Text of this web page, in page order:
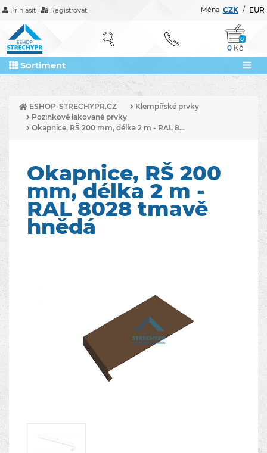
Přihlásit Registrovat CZK / EUR
Měna
0
0 Kč
Sortiment
ESHOP-STRECHYPR.CZ
Klempířské prvky
Pozinkové lakované prvky
Okapnice, RŠ 200 mm, délka 2 m - RAL 8...
Okapnice, RŠ 200
mm, délka 2 m -
RAL 8028 tmavě
hnědá